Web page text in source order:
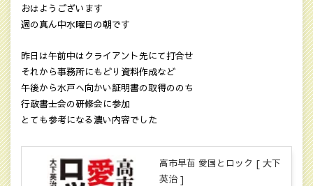
おはようございます
週の真ん中水曜日の朝です
昨日は午前中はクライアント先にて打合せ
それから事務所にもどり資料作成など
午後から水戸へ向かい証明書の取得ののち
行政書士会の研修会に参加
とても参考になる濃い内容でした
高市早苗 愛国とロック [ 大下
英治 ]